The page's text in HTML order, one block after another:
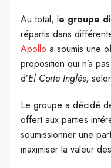
Au total, le groupe
répartis dans
Apollo a soumis une
proposition qui n’a
d’El Corte Inglés,
Le groupe a décidé
offert aux parties
soumissionner une
maximiser la valeur